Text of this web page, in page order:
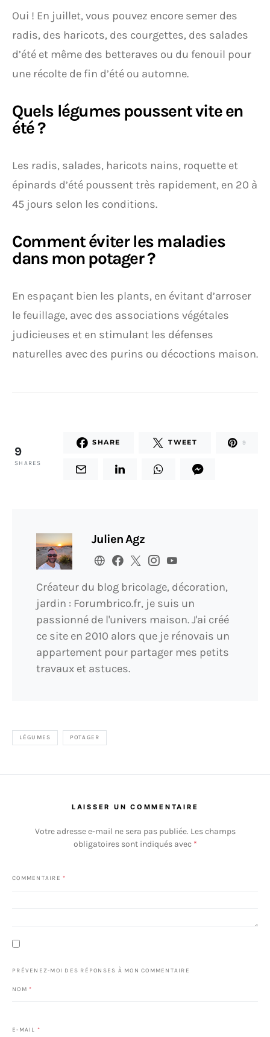
Oui ! En juillet, vous pouvez encore semer des
radis, des haricots, des courgettes, des salades
d’été et même des betteraves ou du fenouil pour
une récolte de fin d’été ou automne.
Quels légumes poussent vite en
été ?
Les radis, salades, haricots nains, roquette et
épinards d’été poussent très rapidement, en 20 à
45 jours selon les conditions.
Comment éviter les maladies
dans mon potager ?
En espaçant bien les plants, en évitant d’arroser
le feuillage, avec des associations végétales
judicieuses et en stimulant les défenses
naturelles avec des purins ou décoctions maison.
9
SHARES
SHARE TWEET 9
Julien Agz
Créateur du blog bricolage, décoration,
jardin : Forumbrico.fr, je suis un
passionné de l'univers maison. J'ai créé
ce site en 2010 alors que je rénovais un
appartement pour partager mes petits
travaux et astuces.
LÉGUMES POTAGER
LAISSER UN COMMENTAIRE
Votre adresse e-mail ne sera pas publiée. Les champs
obligatoires sont indiqués avec *
COMMENTAIRE *
PRÉVENEZ-MOI DES RÉPONSES À MON COMMENTAIRE
NOM *
E-MAIL *